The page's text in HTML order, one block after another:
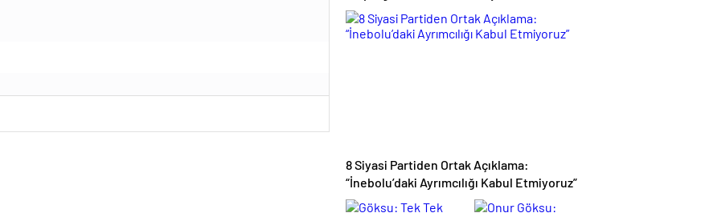
Kaybeden
Geleceğini
oldu
8 Siyasi Partiden Ortak Açıklama:
“İnebolu’daki Ayrımcılığı Kabul Etmiyoruz”